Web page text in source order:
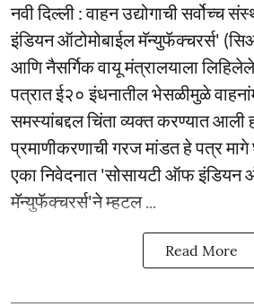
नवी दिल्ली : वाहन उद्योगाची सर्वोच्च
इंडियन ऑटोमोबाईल मॅन्युफॅक्चरर्स'
आणि नैसर्गिक वायू मंत्रालयाला
पत्रात ई२० इंधनातील भेसळीमुळे
समस्यांबद्दल चिंता व्यक्त करण्यात आली
प्रमाणीकरणाची गरज मांडत हे पत्र
एका निवेदनात 'सोसायटी ऑफ इंडियन
मॅन्युफॅक्चरर्स'ने म्हटल ...
Read More